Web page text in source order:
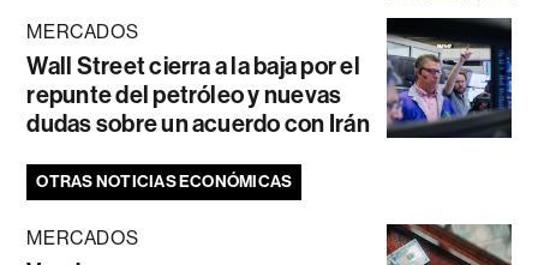
MERCADOS
Wall Street cierra a la baja por el
repunte del petróleo y nuevas
dudas sobre un acuerdo con Irán
OTRAS NOTICIAS ECONÓMICAS
MERCADOS